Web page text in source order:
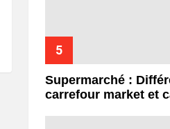
Supermarché :
carrefour market et